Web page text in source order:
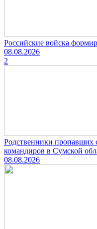
Российские войска
08.08.2026
2
Родственники пропавших
командиров в Сумской
08.08.2026